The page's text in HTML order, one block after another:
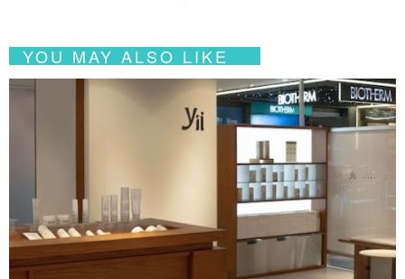
YOU MAY ALSO LIKE